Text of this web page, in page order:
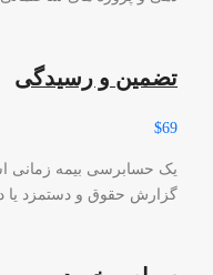
تضمین و رسیدگی
$69
یک حسابرسی بیمه زمانی
گزارش حقوق و دستمزد یا